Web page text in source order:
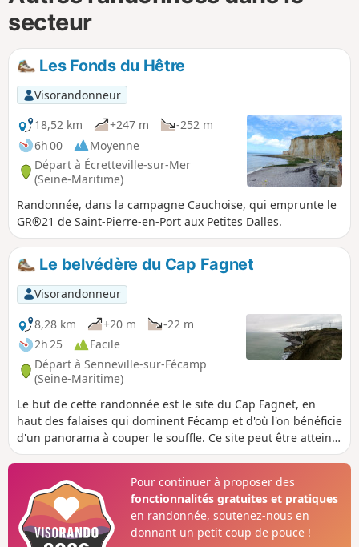
secteur
Les Fonds du Hêtre
Visorandonneur
18,52 km
+247 m
-252 m
6h 00
Moyenne
Départ à Écretteville-sur-Mer
(Seine-Maritime)
Randonnée, dans la campagne Cauchoise, qui emprunte le
GR®21 de Saint-Pierre-en-Port aux Petites Dalles.
Le belvédère du Cap Fagnet
Visorandonneur
8,28 km
+20 m
-22 m
2h 25
Facile
Départ à Senneville-sur-Fécamp
(Seine-Maritime)
Le but de cette randonnée est le site du Cap Fagnet, en
haut des falaises qui dominent Fécamp et d'où l'on bénéficie
d'un panorama à couper le souffle. Ce site peut être atteint
après un parcours campagnard qui comporte des portions
parcouru par une très courte boucle (1 km), également
décrite en tant que variante. (Attention) Suite à des
éboulements l'accès au belvédère est interdit (cf. message
posté le 08/05/2023).
Pour continuer à proposer des
fonctionnalités gratuites et pratiques
en randonnée, soutenez-nous en
donnant un petit coup de pouce !